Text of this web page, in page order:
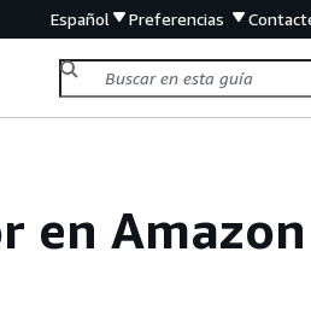
Español Preferencias
en Amazon